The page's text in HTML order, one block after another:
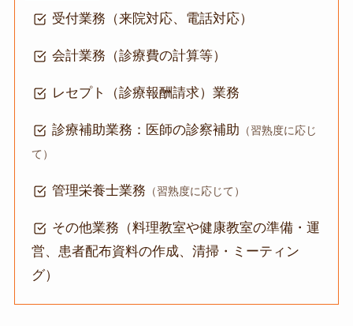
受付業務（来院対応、電話対応）
会計業務（診療費の計算等）
レセプト（診療報酬請求）業務
診療補助業務：医師の診察補助 （習熟度に応じ
て）
管理栄養士業務 （習熟度に応じて）
その他業務（料理教室や健康教室の準備・運
営、患者配布資料の作成、清掃・ミーティン
グ）